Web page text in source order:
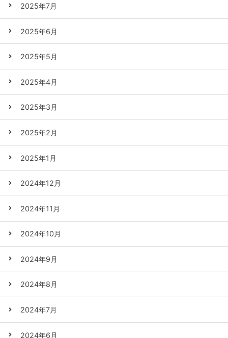
2025年7月
2025年6月
2025年5月
2025年4月
2025年3月
2025年2月
2025年1月
2024年12月
2024年11月
2024年10月
2024年9月
2024年8月
2024年7月
2024年6月